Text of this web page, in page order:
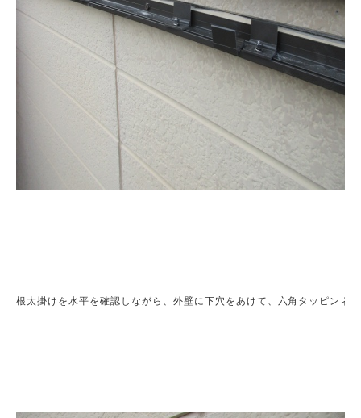
根太掛けを水平を確認しながら、外壁に下穴をあけて、六角タッピンネ